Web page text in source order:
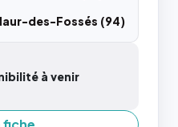
des-Fossés (94)
à venir